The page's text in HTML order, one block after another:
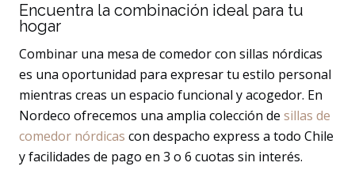
Encuentra la combinación ideal para tu
hogar
Combinar una mesa de comedor con sillas nórdicas
es una oportunidad para expresar tu estilo personal
mientras creas un espacio funcional y acogedor. En
Nordeco ofrecemos una amplia colección de sillas de
comedor nórdicas con despacho express a todo Chile
y facilidades de pago en 3 o 6 cuotas sin interés.